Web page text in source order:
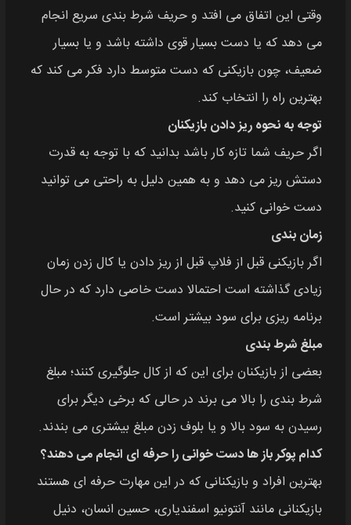
وقتی این اتفاق می افتد و حریف شرط بندی سریع انجام
می دهد که یا دست بسیار قوی داشته باشد و یا بسیار
ضعیف، چون بازیکنی که دست متوسط دارد فکر می کند که
بهترین راه را انتخاب کند.
توجه به نحوه ریز دادن بازیکنان
اگر حریف شما تازه کار باشد بدانید که با توجه به قدرت
دستش ریز می دهد و به همین دلیل به راحتی می توانید
دست خوانی کنید.
زمان بندی
اگر بازیکنی قبل از فلاپ قبل از ریز دادن یا کال زدن زمان
زیادی گذاشته است احتمالا دست خاصی دارد که در حال
برنامه ریزی برای سود بیشتر است.
مبلغ شرط بندی
بعضی از بازیکنان برای این که از کال جلوگیری کنند؛ مبلغ
شرط بندی را بالا می برند در حالی که برخی دیگر برای
رسیدن به سود بالا و یا بلوف زدن مبلغ بیشتری می بندند.
کدام پوکر باز ها دست خوانی را حرفه ای انجام می دهند؟
بهترین افراد و بازیکنانی که در این مهارت حرفه ای هستند
بازیکنانی مانند آنتونیو اسفندیاری، حسین انسان، دنیل